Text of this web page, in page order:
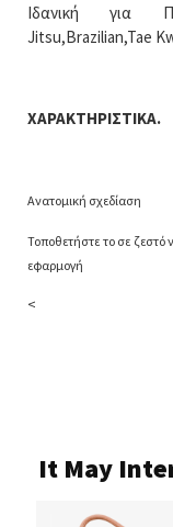
Ιδανική για
Jitsu,Brazilian,Tae
ΧΑΡΑΚΤΗΡΙΣΤΙΚΑ.
Ανατομική σχεδίαση
Τοποθετήστε το σε ζεστό
εφαρμογή
<
It May